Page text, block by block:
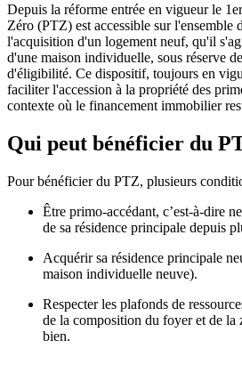
Depuis la réforme entrée en vigueur le
Zéro (PTZ) est accessible sur l'ensemble
l'acquisition d'un logement neuf, qu'il
d'une maison individuelle, sous réserve
d'éligibilité. Ce dispositif, toujours en
faciliter l'accession à la propriété des
contexte où le financement immobilier
Qui peut bénéficier du
Pour bénéficier du PTZ, plusieurs
Être primo-accédant, c’est-à-dire
de sa résidence principale depuis
Acquérir sa résidence principale
maison individuelle neuve).
Respecter les plafonds de
de la composition du foyer et de la
bien.